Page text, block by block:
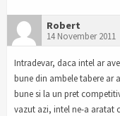
Robert
14 November 2011
Intradevar, daca intel ar
bune din ambele tabere ar
bune si la un pret
vazut azi, intel ne-a aratat